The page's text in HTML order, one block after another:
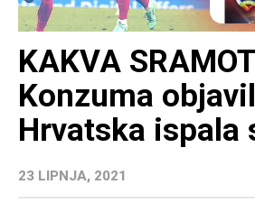
KAKVA
Konzuma
Hrvatska ispala
23 LIPNJA, 2021